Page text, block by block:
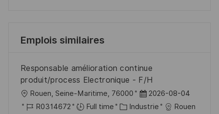
Emplois similaires
Responsable amélioration continue
produit/process Electronique - F/H
o
Rouen, Seine-Maritime, 76000
D
a
2026-08-04
R
R0314672 Full time
C Industrie
Rouen